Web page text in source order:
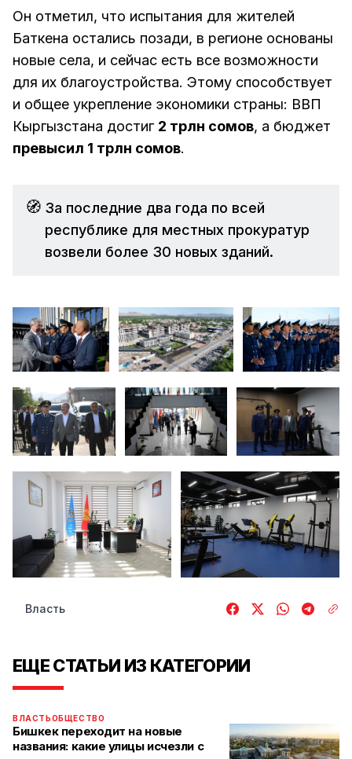
Он отметил, что испытания для жителей
Баткена остались позади, в регионе основаны
новые села, и сейчас есть все возможности
для их благоустройства. Этому способствует
и общее укрепление экономики страны: ВВП
Кыргызстана достиг 2 трлн сомов, а бюджет
превысил 1 трлн сомов.
🧭 За последние два года по всей
республике для местных прокуратур
возвели более 30 новых зданий.
Власть
ЕЩЕ СТАТЬИ ИЗ КАТЕГОРИИ
ВЛАСТЬОБЩЕСТВО
Бишкек переходит на новые
названия: какие улицы исчезли с